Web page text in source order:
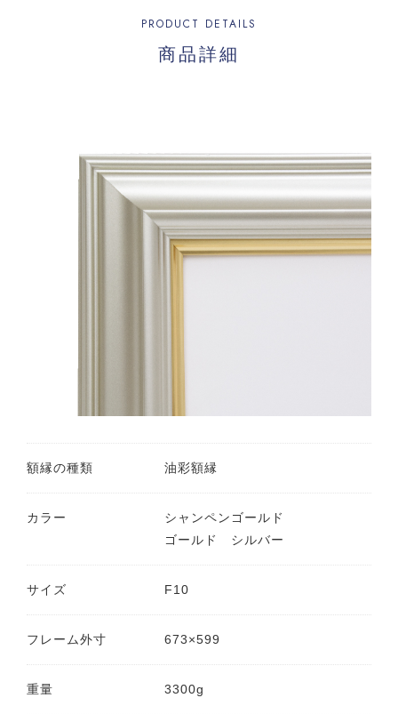
商品詳細
PRODUCT DETAILS
額縁の種類 油彩額縁
カラー
シャンペンゴールド
ゴールド シルバー
サイズ F10
フレーム外寸 673×599
重量 3300g